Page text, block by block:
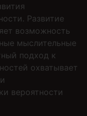
Развитие
возможность
мыслительные
подход к
охватывает
вероятности